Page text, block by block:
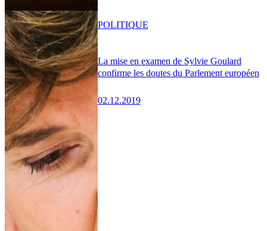
La mise en examen de Sylvie Goulard
confirme les doutes du Parlement européen
02.12.2019
POLITIQUE